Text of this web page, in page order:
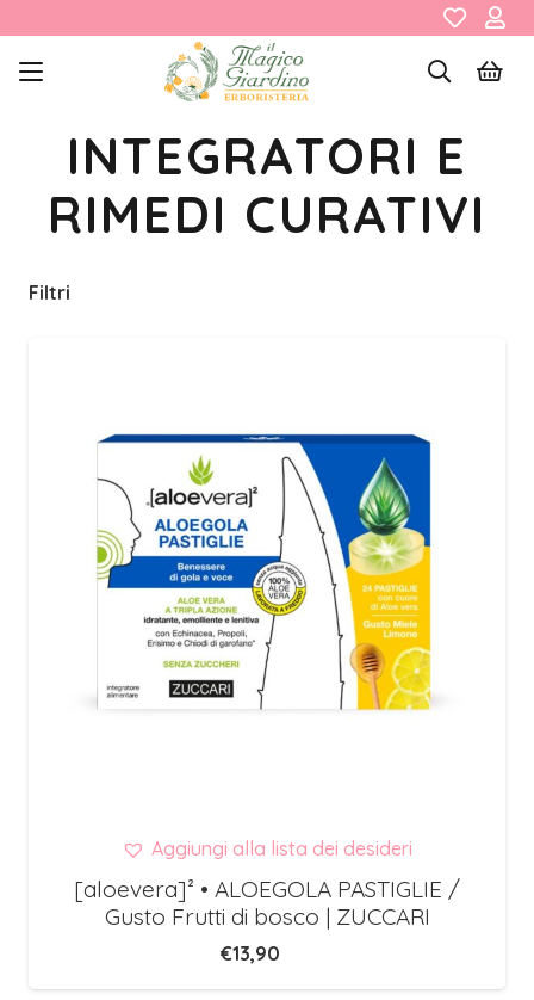
INTEGRATORI E
RIMEDI CURATIVI
Filtri
Aggiungi alla lista dei desideri
[aloevera]² • ALOEGOLA PASTIGLIE /
Gusto Frutti di bosco | ZUCCARI
€13,90